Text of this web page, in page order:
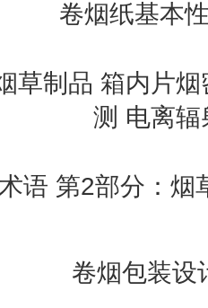
卷烟纸基本
草制品 箱内片
测 电离辐
语 第2部分：烟
卷烟包装设